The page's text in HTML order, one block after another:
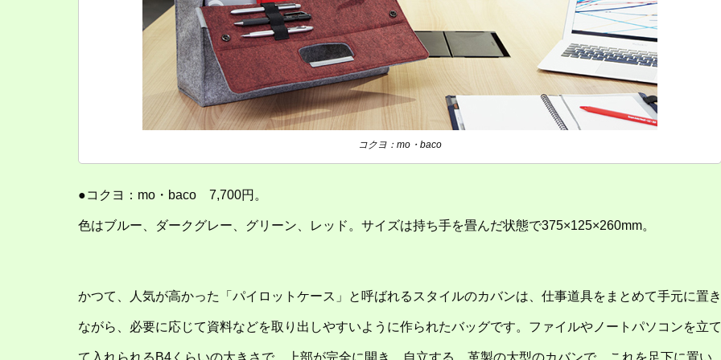
コクヨ：mo・baco
●コクヨ：mo・baco 7,700円。
色はブルー、ダークグレー、グリーン、レッド。サイズは持ち手を畳んだ状態で375×125×260mm。
かつて、人気が高かった「パイロットケース」と呼ばれるスタイルのカバンは、仕事道具をまとめて手元に置き
ながら、必要に応じて資料などを取り出しやすいように作られたバッグです。ファイルやノートパソコンを立て